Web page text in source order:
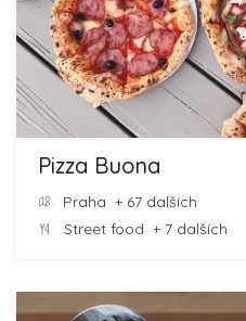
Pizza Buona
Praha + 67 dalších
Street food + 7 dalších